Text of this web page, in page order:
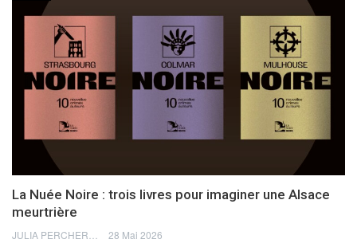
La Nuée Noire : trois livres pour imaginer une Alsace
meurtrière
28 Mai 2026